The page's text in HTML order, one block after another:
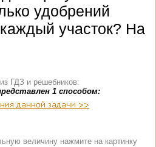
удобрений
участок? На
ГДЗ и решебников:
1 способом:
величину нажмите на картинку